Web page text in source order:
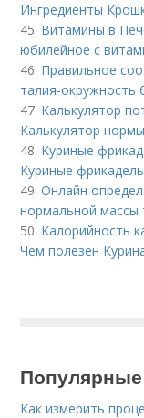
Ингредиенты
45. Витамины в
юбилейное с
46. Правильное
талия-окружность
47. Калькулятор
Калькулятор
48. Куриные
Куриные
49.Онлайн
нормальной
50. Калорийность
Чем полезен
Как измерить